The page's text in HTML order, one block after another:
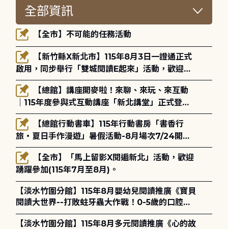
【全市】不可能的任務活動
啟用，同步舉行「雙城閱讀E起來」活動，歡迎踴
躍參加(115年8月3日至10月4日)。
｜115年度參與式互動講座「新北講堂」正式登
場！
旅・夏日手作漫遊」暑假活動-8月場次7/24開始
報名
踴躍參加(115年7月至8月)。
【淡水竹圍分館】115年8月嬰幼兒閱讀推廣《寶貝
閱讀大世界--打敗蛀牙蟲大作戰！0-5歲的口腔照
護全攻略》
【淡水竹圍分館】115年8月多元閱讀推廣《心的故